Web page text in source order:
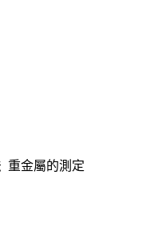
重金屬的測定